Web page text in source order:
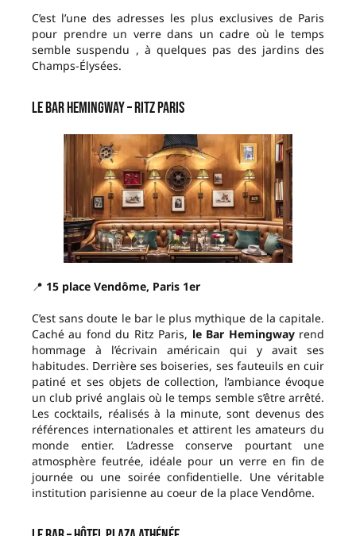
C’est l’une des adresses les plus exclusives de Paris
pour prendre un verre dans un cadre où le temps
semble suspendu , à quelques pas des jardins des
Champs-Élysées.
Le Bar Hemingway – Ritz Paris
📍 15 place Vendôme, Paris 1er
C’est sans doute le bar le plus mythique de la capitale.
Caché au fond du Ritz Paris, le Bar Hemingwayrend
hommage à l’écrivain américain qui y avait ses
habitudes. Derrière ses boiseries, ses fauteuils en cuir
patiné et ses objets de collection, l’ambiance évoque
un club privé anglais où le temps semble s’être arrêté.
Les cocktails, réalisés à la minute, sont devenus des
références internationales et attirent les amateurs du
monde entier. L’adresse conserve pourtant une
atmosphère feutrée, idéale pour un verre en fin de
journée ou une soirée confidentielle. Une véritable
institution parisienne au coeur de la place Vendôme.